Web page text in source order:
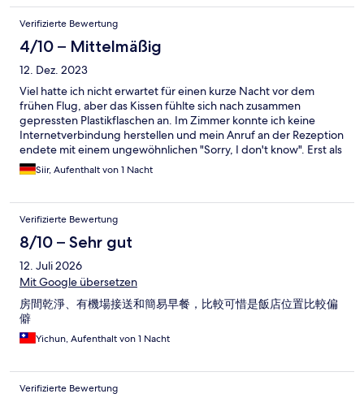
Verifizierte Bewertung
4/10 – Mittelmäßig
12. Dez. 2023
Viel hatte ich nicht erwartet für einen kurze Nacht vor dem
frühen Flug, aber das Kissen fühlte sich nach zusammen
gepressten Plastikflaschen an. Im Zimmer konnte ich keine
Internetverbindung herstellen und mein Anruf an der Rezeption
endete mit einem ungewöhnlichen "Sorry, I don't know". Erst als
ich persönlich auftauchte kam eine nette Mitarbeiterin mit in
mein Zimmer, um das Problem zu lösen. das kostenfrei
Kantinenkost.
Siir, Aufenthalt von 1 Nacht
Verifizierte Bewertung
8/10 – Sehr gut
12. Juli 2026
Mit Google übersetzen
房間乾淨、有機場接送和簡易早餐，比較可惜是飯店位置比較偏
僻
Yichun, Aufenthalt von 1 Nacht
Verifizierte Bewertung